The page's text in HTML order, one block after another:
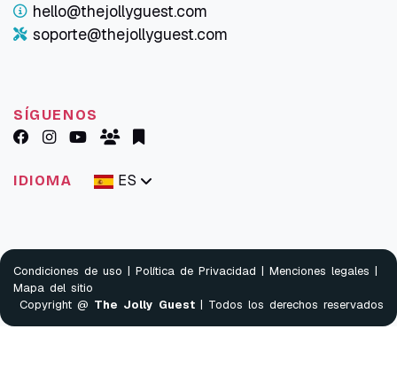
hello@thejollyguest.com
soporte@thejollyguest.com
SÍGUENOS
IDIOMA ES
Condiciones de uso | Política de Privacidad | Menciones legales |
Mapa del sitio
Copyright @ The Jolly Guest | Todos los derechos reservados